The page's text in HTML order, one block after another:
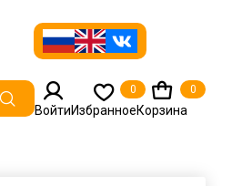
ВойтиИзбранное
0
Корзина
0